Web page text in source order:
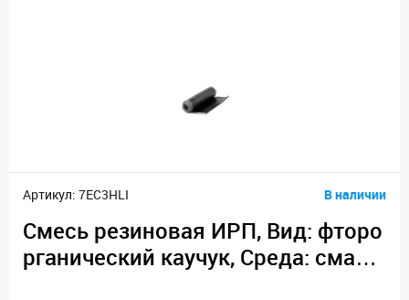
Артикул: 7EC3HLI В наличии
Смесь резиновая ИРП, Вид: фторо
рганический каучук, Среда: смазк